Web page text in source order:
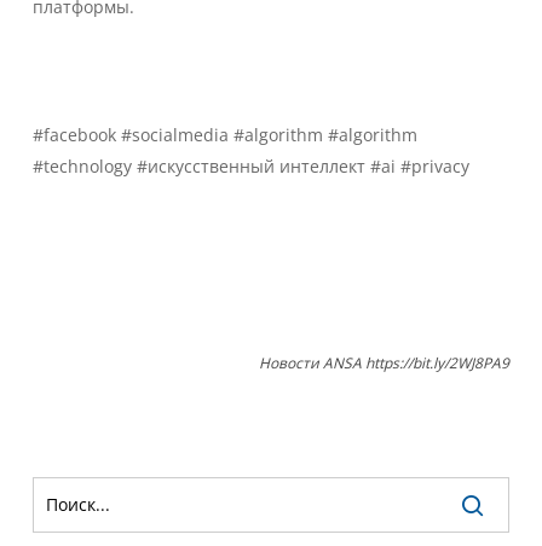
платформы.
#facebook #socialmedia #algorithm #algorithm
#technology #искусственный интеллект #ai #privacy
Новости ANSA https://bit.ly/2WJ8PA9